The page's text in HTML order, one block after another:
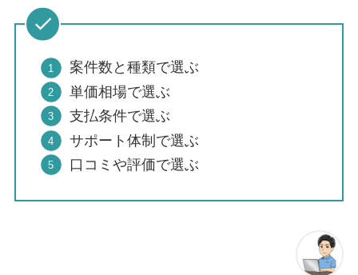
案件数と種類で選ぶ
単価相場で選ぶ
支払条件で選ぶ
サポート体制で選ぶ
口コミや評価で選ぶ